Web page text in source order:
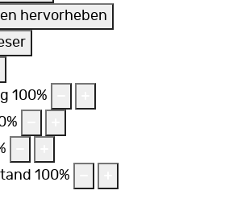
hervorheben
100%
%
100%